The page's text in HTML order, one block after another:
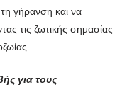
γήρανση και να
τις ζωτικής σημασίας
για τους